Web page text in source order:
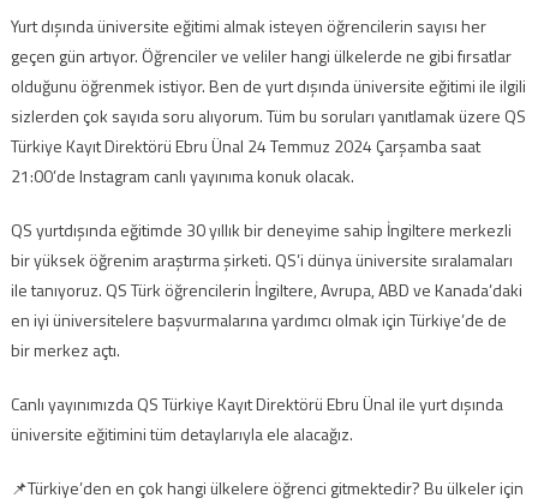
Yurt dışında üniversite eğitimi almak isteyen öğrencilerin sayısı her
geçen gün artıyor. Öğrenciler ve veliler hangi ülkelerde ne gibi fırsatlar
olduğunu öğrenmek istiyor. Ben de yurt dışında üniversite eğitimi ile ilgili
sizlerden çok sayıda soru alıyorum. Tüm bu soruları yanıtlamak üzere QS
Türkiye Kayıt Direktörü Ebru Ünal 24 Temmuz 2024 Çarşamba saat
21:00’de Instagram canlı yayınıma konuk olacak.
QS yurtdışında eğitimde 30 yıllık bir deneyime sahip İngiltere merkezli
bir yüksek öğrenim araştırma şirketi. QS’i dünya üniversite sıralamaları
ile tanıyoruz. QS Türk öğrencilerin İngiltere, Avrupa, ABD ve Kanada’daki
en iyi üniversitelere başvurmalarına yardımcı olmak için Türkiye’de de
bir merkez açtı.
Canlı yayınımızda QS Türkiye Kayıt Direktörü Ebru Ünal ile yurt dışında
üniversite eğitimini tüm detaylarıyla ele alacağız.
📌Türkiye’den en çok hangi ülkelere öğrenci gitmektedir? Bu ülkeler için